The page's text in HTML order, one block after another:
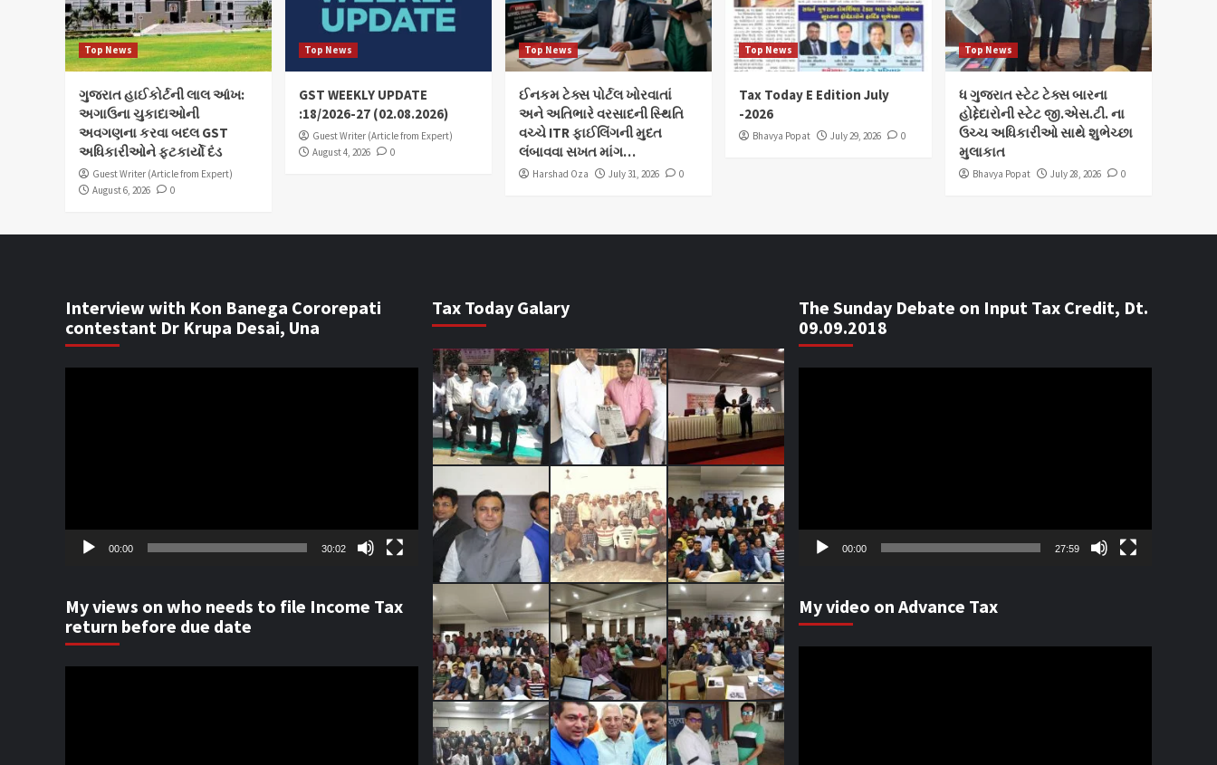
Top News
ગુજરાત હાઈકોર્ટની લાલ આંખ:
અગાઉના ચુકાદાઓની
અવગણના કરવા બદલ GST
અધિકારીઓને ફટકાર્યો દંડ
Guest Writer (Article from Expert)
August 6, 2026
0
Top News
GST WEEKLY UPDATE
:18/2026-27 (02.08.2026)
Guest Writer (Article from Expert)
August 4, 2026
0
Top News
ઈનકમ ટેક્સ પોર્ટલ ખોરવાતાં
અને અતિભારે વરસાદની સ્થિતિ
વચ્ચે ITR ફાઈલિંગની મુદત
લંબાવવા સખત માંગ…
Harshad Oza July 31, 2026 0
Top News
Tax Today E Edition July
-2026
Bhavya Popat July 29, 2026 0
Top News
ધ ગુજરાત સ્ટેટ ટેક્સ બારના
હોદ્દેદારોની સ્ટેટ જી.એસ.ટી. ના
ઉચ્ચ અધિકારીઓ સાથે શુભેચ્છા
મુલાકાત
Bhavya Popat July 28, 2026 0
Interview with Kon Banega Cororepati
contestant Dr Krupa Desai, Una
00:00 30:02
My views on who needs to file Income Tax
return before due date
Tax Today Galary
The Sunday Debate on Input Tax Credit, Dt.
09.09.2018
00:00 27:59
My video on Advance Tax